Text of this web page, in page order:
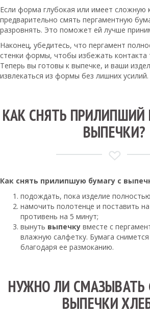
Если форма глубокая или имеет
предварительно смять пергаментную
разровнять. Это поможет ей лучше
Наконец, убедитесь, что пергамент
стенки формы, чтобы избежать контакта
Теперь вы готовы к выпечке, и ваши
извлекаться из формы без лишних усилий.
КАК СНЯТЬ ПРИЛИПШИЙ
ВЫПЕЧКИ?
Как снять прилипшую бумагу с
подождать, пока изделие
намочить полотенце и поставить
противень на 5 минут;
вынуть выпечку вместе с
влажную салфетку. Бумага
благодаря ее размоканию.
НУЖНО ЛИ
ВЫПЕЧКИ